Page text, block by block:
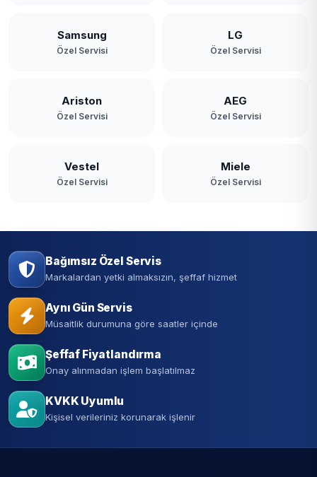
Samsung
Özel Servisi
LG
Özel Servisi
Ariston
Özel Servisi
AEG
Özel Servisi
Vestel
Özel Servisi
Miele
Özel Servisi
Bağımsız Özel Servis
Markalardan yetki almaksızın, şeffaf hizmet
Aynı Gün Servis
Müsaitlik durumuna göre saatler içinde
Şeffaf Fiyatlandırma
Onay alınmadan işlem başlatılmaz
KVKK Uyumlu
Kişisel verileriniz korunarak işlenir